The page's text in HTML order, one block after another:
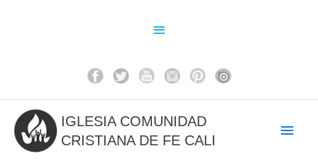
Above
IGLESIA COMUNIDAD
CRISTIANA DE FE CALI